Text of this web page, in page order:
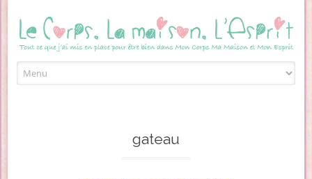
gateau